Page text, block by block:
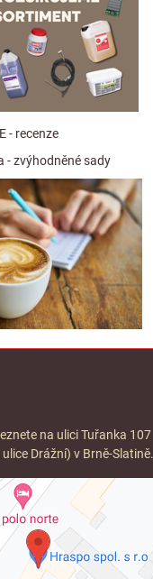
- recenze
- zvýhodněné sady
na ulici Tuřanka 107
Drážní) v Brně-Slatině.